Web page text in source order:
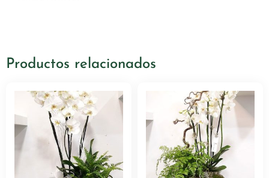
Productos relacionados